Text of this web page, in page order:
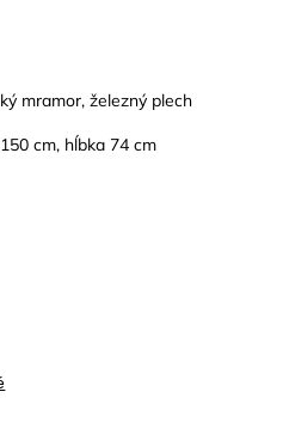
mramor, železný plech
cm, hĺbka 74 cm